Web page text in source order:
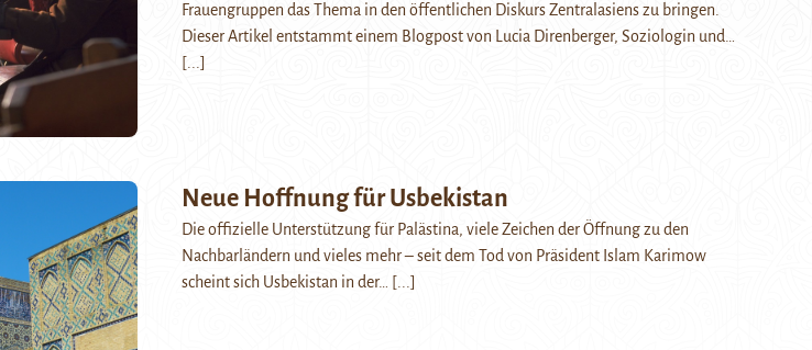
Frauengruppen das Thema in den öffentlichen Diskurs Zentralasiens zu bringen.
Dieser Artikel entstammt einem Blogpost von Lucia Direnberger, Soziologin und…
[...]
Neue Hoffnung für Usbekistan
Die offizielle Unterstützung für Palästina, viele Zeichen der Öffnung zu den
Nachbarländern und vieles mehr – seit dem Tod von Präsident Islam Karimow
scheint sich Usbekistan in der…
[...]